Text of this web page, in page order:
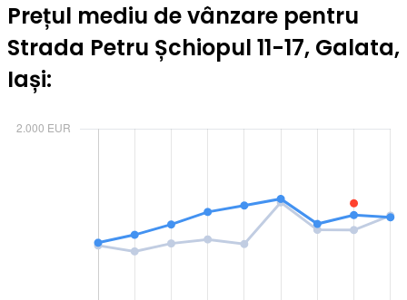
Prețul mediu de vânzare pentru
Strada Petru Șchiopul 11-17, Galata,
Iași: